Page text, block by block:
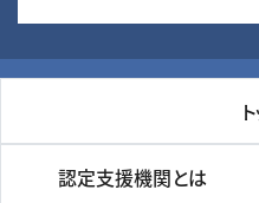
認定支援機関とは